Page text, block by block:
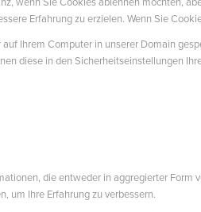
Erfahrung zu erzielen. Wenn Sie
Ihrem Computer in unserer Domain
diese in den Sicherheitseinstellungen
die entweder in aggregierter
um Ihre Erfahrung zu verbessern.